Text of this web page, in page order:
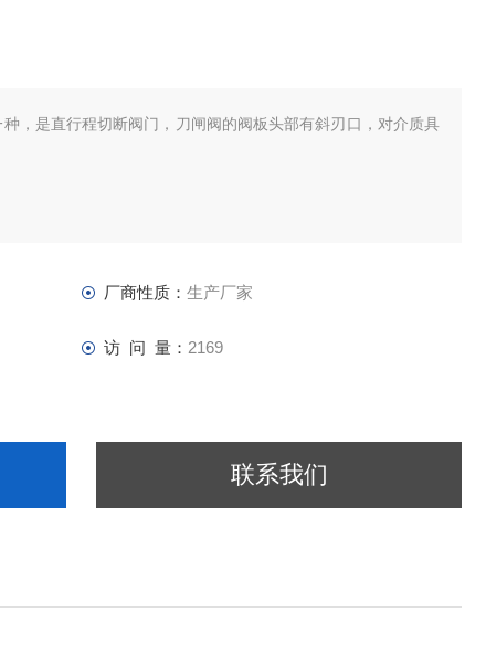
，是直行程切断阀门，刀闸阀的阀板头部有斜刃口，对介质具
厂商性质： 生产厂家
访 问 量： 2169
联系我们